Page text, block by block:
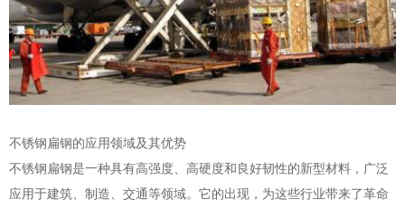
不锈钢扁钢的应用领域及其优势
不锈钢扁钢是一种具有高强度、高硬度和良好韧性的新型材料，广泛
应用于建筑、制造、交通等领域。它的出现，为这些行业带来了革命